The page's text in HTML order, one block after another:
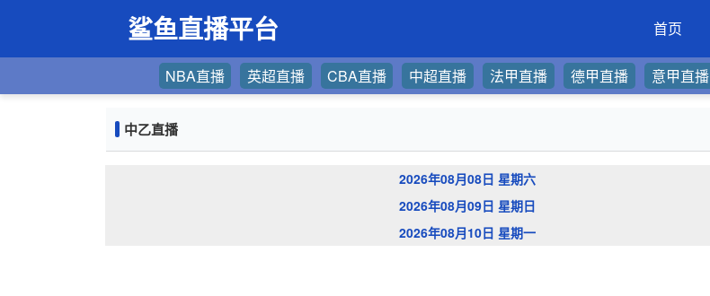
鲨鱼直播平台 首页
NBA直播 英超直播 CBA直播 中超直播 法甲直播 德甲直播 意甲直播
中乙直播
2026年08月08日 星期六
2026年08月09日 星期日
2026年08月10日 星期一